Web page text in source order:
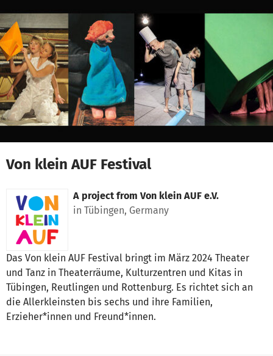
Von klein AUF Festival
A project from Von klein AUF e.V.
in Tübingen, Germany
Das Von klein AUF Festival bringt im März 2024 Theater
und Tanz in Theaterräume, Kulturzentren und Kitas in
Tübingen, Reutlingen und Rottenburg. Es richtet sich an
die Allerkleinsten bis sechs und ihre Familien,
Erzieher*innen und Freund*innen.